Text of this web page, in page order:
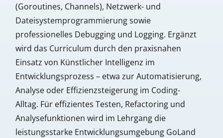
(Goroutines, Channels), Netzwerk- und
Dateisystemprogrammierung sowie
professionelles Debugging und Logging. Ergänzt
wird das Curriculum durch den praxisnahen
Einsatz von Künstlicher Intelligenz im
Entwicklungsprozess – etwa zur Automatisierung,
Analyse oder Effizienzsteigerung im Coding-
Alltag. Für effizientes Testen, Refactoring und
Analysefunktionen wird im Lehrgang die
leistungsstarke Entwicklungsumgebung GoLand